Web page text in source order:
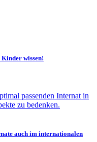
wissen!
passenden Internat in
zu bedenken.
auch im internationalen